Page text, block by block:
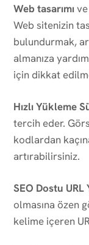
Web tasarımı
Web sitenizin
bulundurmak,
almanıza
için dikkat
Hızlı Yükleme
tercih eder.
kodlardan
artırabilirsiniz.
SEO Dostu URL
olmasına özen
kelime içeren